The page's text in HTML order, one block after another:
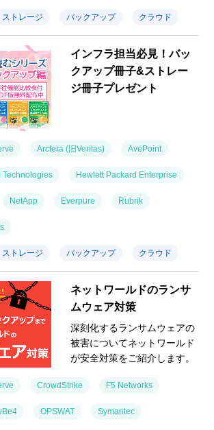
ストレージ バックアップ クラウド
インフラ担当必見！バッ
クアップ冊子&ストレー
ジ冊子プレゼント
Arctera (旧Veritas) AvePoint
Technologies Hewlett Packard Enterprise
NetApp Everpure Rubrik
ストレージ バックアップ クラウド
ネットワールドのランサ
ムウェア対策
深刻化するランサムウェアの
被害についてネットワールド
が安全対策をご紹介します。
CrowdStrike F5 Networks
OPSWAT Symantec